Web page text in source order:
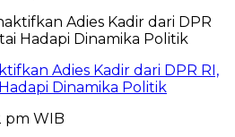
Adies Kadir dari DPR RI,
Dinamika Politik
pm WIB